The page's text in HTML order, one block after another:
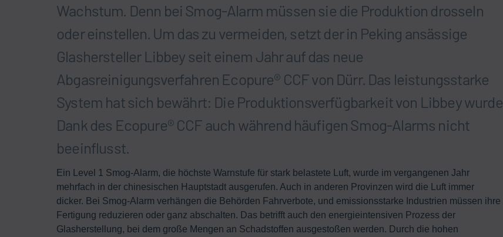
Wachstum. Denn bei Smog-Alarm müssen sie die Produktion drosseln
oder einstellen. Um das zu vermeiden, setzt der in Peking ansässige
Glashersteller Libbey seit einem Jahr auf das neue
Abgasreinigungsverfahren Ecopure® CCF von Dürr. Das leistungsstarke
System hat sich bewährt: Die Produktionsverfügbarkeit von Libbey wurde
Dank des Ecopure® CCF auch während häufigen Smog-Alarms nicht
beeinflusst.
Ein Level 1 Smog-Alarm, die höchste Warnstufe für stark belastete Luft, wurde im vergangenen Jahr
mehrfach in der chinesischen Hauptstadt ausgerufen. Auch in anderen Provinzen wird die Luft immer
dicker. Bei Smog-Alarm verhängen die Behörden Fahrverbote, und emissionsstarke Industrien müssen ihre
Fertigung reduzieren oder ganz abschalten. Das betrifft auch den energieintensiven Prozess der
Glasherstellung, bei dem große Mengen an Schadstoffen ausgestoßen werden. Durch die hohen